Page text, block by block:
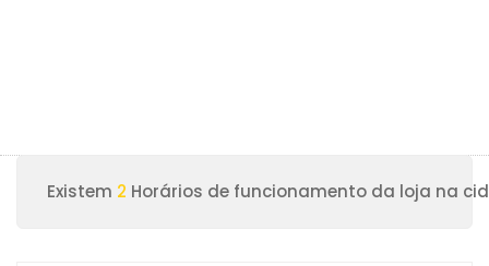
Existem 2 Horários de funcionamento da loja na